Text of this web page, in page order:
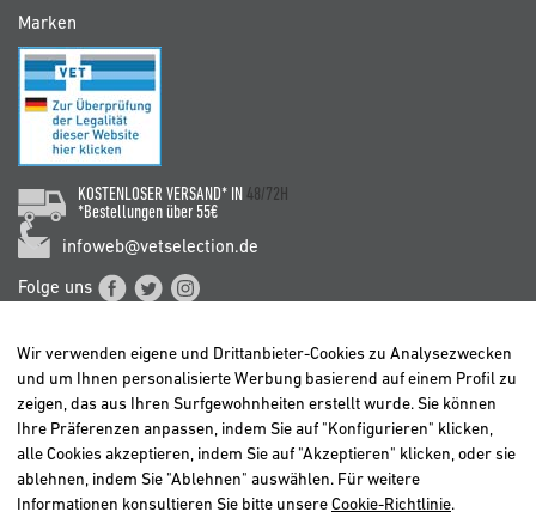
Marken
KOSTENLOSER VERSAND* IN 48/72H
*Bestellungen über 55€
infoweb@vetselection.de
Folge uns
BELGIË / BELGIQUE
DEUTSCHLAND
ESPAÑA
Wir verwenden eigene und Drittanbieter-Cookies zu Analysezwecken
und um Ihnen personalisierte Werbung basierend auf einem Profil zu
zeigen, das aus Ihren Surfgewohnheiten erstellt wurde. Sie können
Ihre Präferenzen anpassen, indem Sie auf "Konfigurieren" klicken,
alle Cookies akzeptieren, indem Sie auf "Akzeptieren" klicken, oder sie
ablehnen, indem Sie "Ablehnen" auswählen. Für weitere
Informationen konsultieren Sie bitte unsere Cookie-Richtlinie.